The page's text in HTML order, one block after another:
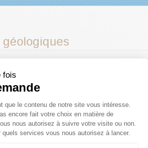
fois
du
que le contenu de notre site vous intéresse.
encore fait votre choix en matière de
nous autorisez à suivre votre visite ou non.
services vous nous autorisez à lancer.